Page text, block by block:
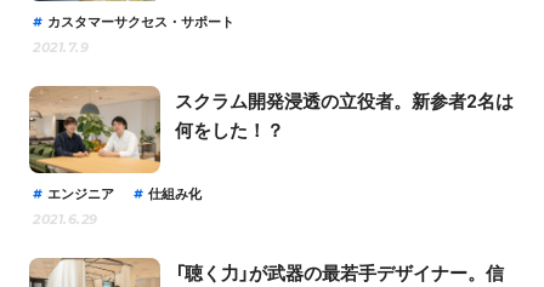
カスタマーサクセス・サポート
2021.7.9
スクラム開発浸透の立役者。新参者2名は
何をした！？
エンジニア
仕組み化
2021.6.29
「聴く力」が武器の最若手デザイナー。信